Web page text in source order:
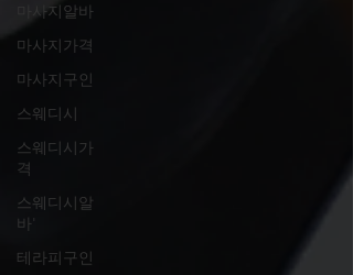
마사지알바
마사지가격
마사지구인
스웨디시
스웨디시가
격
스웨디시알
바'
테라피구인